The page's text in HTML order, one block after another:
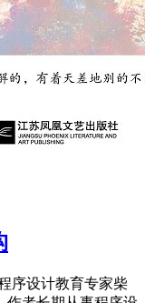
序设计教育专家柴